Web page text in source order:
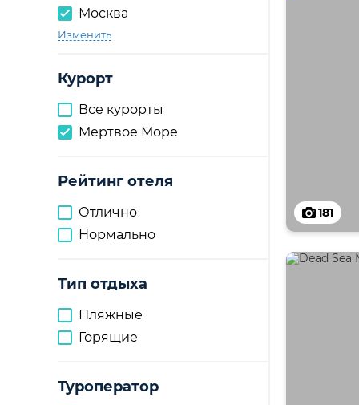
Москва
Изменить
Курорт
Все курорты
Мертвое Море
Рейтинг отеля
Отлично
Нормально
Тип отдыха
Пляжные
Горящие
Туроператор
181